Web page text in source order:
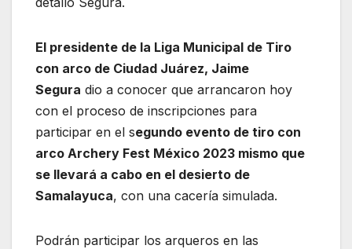
El presidente de la Liga Municipal de Tiro
con arco de Ciudad Juárez, Jaime
Segura dio a conocer que arrancaron hoy
con el proceso de inscripciones para
participar en el segundo evento de tiro con
arco Archery Fest México 2023 mismo que
se llevará a cabo en el desierto de
Samalayuca, con una cacería simulada.
Podrán participar los arqueros en las